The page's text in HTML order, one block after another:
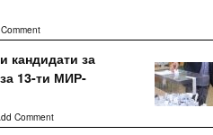
кандидати за
13-ти МИР-
Comment